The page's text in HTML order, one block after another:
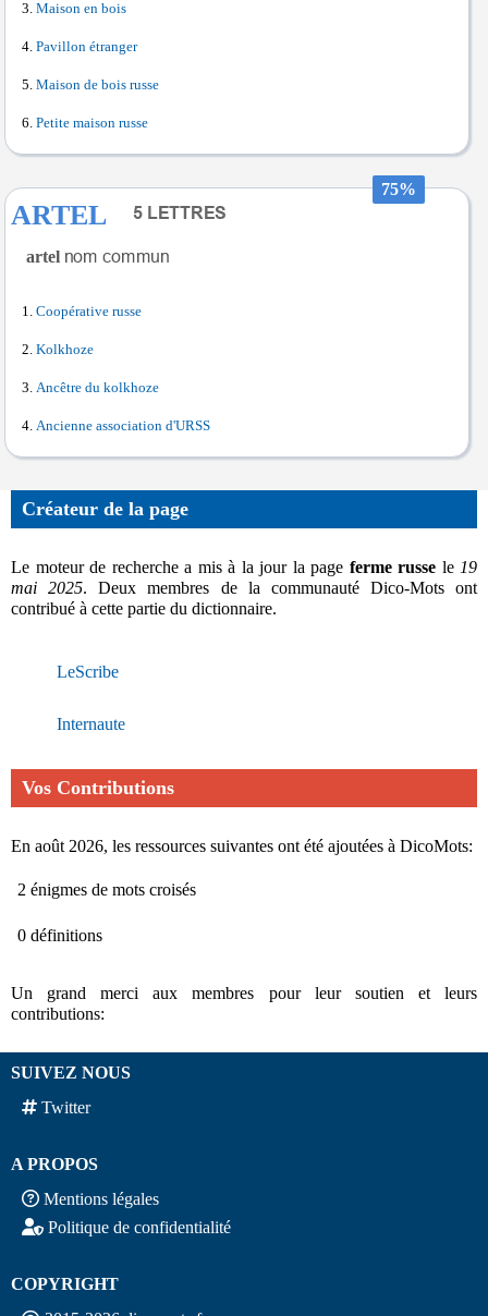
Maison en bois
Pavillon étranger
Maison de bois russe
Petite maison russe
75%
ARTEL
artel
Coopérative russe
Kolkhoze
Ancêtre du kolkhoze
Ancienne association d'URSS
Créateur de la page
Le moteur de recherche a mis à la jour la page ferme russe le 19
mai 2025. Deux membres de la communauté Dico-Mots ont
contribué à cette partie du dictionnaire.
LeScribe
Internaute
Vos Contributions
En août 2026, les ressources suivantes ont été ajoutées à DicoMots:
2 énigmes de mots croisés
0 définitions
Un grand merci aux membres pour leur soutien et leurs
contributions:
SUIVEZ NOUS
Twitter
A PROPOS
Mentions légales
Politique de confidentialité
COPYRIGHT